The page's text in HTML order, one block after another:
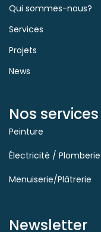
Qui sommes-nous?
Services
Projets
News
Nos services
Peinture
Électricité / Plomberie
Menuiserie/Plâtrerie
Newsletter